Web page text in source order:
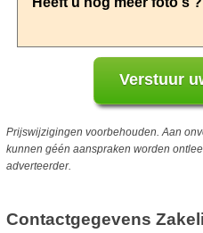
Prijswijzigingen voorbehouden. Aan
kunnen géén aanspraken worden
adverteerder.
Contactgegevens